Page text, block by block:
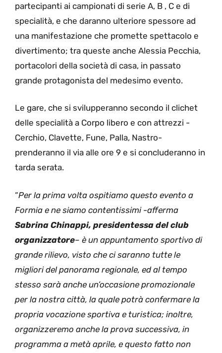
partecipanti ai campionati di serie A, B , C e di
specialità, e che daranno ulteriore spessore ad
una manifestazione che promette spettacolo e
divertimento; tra queste anche Alessia Pecchia,
portacolori della società di casa, in passato
grande protagonista del medesimo evento.
Le gare, che si svilupperanno secondo il clichet
delle specialità a Corpo libero e con attrezzi -
Cerchio, Clavette, Fune, Palla, Nastro-
prenderanno il via alle ore 9 e si concluderanno in
tarda serata.
“Per la prima volta ospitiamo questo evento a
Formia e ne siamo contentissimi -afferma
Sabrina Chinappi, presidentessa del club
organizzatore– è un appuntamento sportivo di
grande rilievo, visto che ci saranno tutte le
migliori del panorama regionale, ed al tempo
stesso sarà anche un’occasione promozionale
per la nostra città, la quale potrà confermare la
propria vocazione sportiva e turistica; inoltre,
organizzeremo anche la prova successiva, in
programma a metà aprile, e questo fatto non